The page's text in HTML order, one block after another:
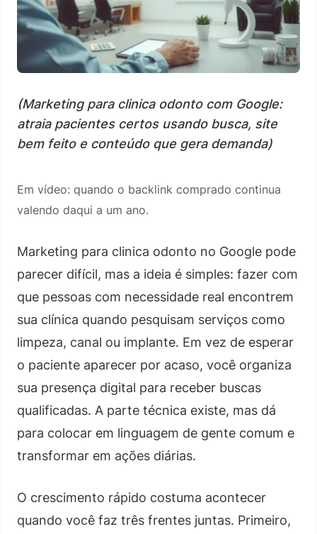
(Marketing para clinica odonto com Google:
atraia pacientes certos usando busca, site
bem feito e conteúdo que gera demanda)
Em vídeo: quando o backlink comprado continua
valendo daqui a um ano.
Marketing para clinica odonto no Google pode
parecer difícil, mas a ideia é simples: fazer com
que pessoas com necessidade real encontrem
sua clínica quando pesquisam serviços como
limpeza, canal ou implante. Em vez de esperar
o paciente aparecer por acaso, você organiza
sua presença digital para receber buscas
qualificadas. A parte técnica existe, mas dá
para colocar em linguagem de gente comum e
transformar em ações diárias.
O crescimento rápido costuma acontecer
quando você faz três frentes juntas. Primeiro,